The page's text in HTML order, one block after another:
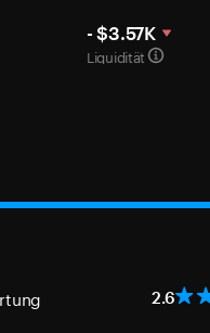
- $3.57K
Liquidität
2.6